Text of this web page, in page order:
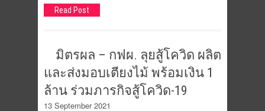
Read Post
มิตรผล – กฟผ. ลุยสู้โควิด ผลิต
และส่งมอบเตียงไม้ พร้อมเงิน 1
ล้าน ร่วมภารกิจสู้โควิด-19
13 September 2021